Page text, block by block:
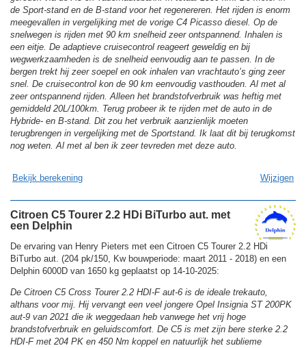
de Sport-stand en de B-stand voor het regenereren. Het rijden is enorm
meegevallen in vergelijking met de vorige C4 Picasso diesel. Op de
snelwegen is rijden met 90 km snelheid zeer ontspannend. Inhalen is
een eitje. De adaptieve cruisecontrol reageert geweldig en bij
wegwerkzaamheden is de snelheid eenvoudig aan te passen. In de
bergen trekt hij zeer soepel en ook inhalen van vrachtauto’s ging zeer
snel. De cruisecontrol kon de 90 km eenvoudig vasthouden. Al met al
zeer ontspannend rijden. Alleen het brandstofverbruik was heftig met
gemiddeld 20L/100km. Terug probeer ik te rijden met de auto in de
Hybride- en B-stand. Dit zou het verbruik aanzienlijk moeten
terugbrengen in vergelijking met de Sportstand. Ik laat dit bij terugkomst
nog weten. Al met al ben ik zeer tevreden met deze auto.
Bekijk berekening Wijzigen
Citroen C5 Tourer 2.2 HDi BiTurbo aut. met
een Delphin
De ervaring van Henry Pieters met een Citroen C5 Tourer 2.2 HDi
BiTurbo aut. (204 pk/150, Kw bouwperiode: maart 2011 - 2018) en een
Delphin 6000D van 1650 kg geplaatst op 14-10-2025:
De Citroen C5 Cross Tourer 2.2 HDI-F aut-6 is de ideale trekauto,
althans voor mij. Hij vervangt een veel jongere Opel Insignia ST 200PK
aut-9 van 2021 die ik weggedaan heb vanwege het vrij hoge
brandstofverbruik en geluidscomfort. De C5 is met zijn bere sterke 2.2
HDI-F met 204 PK en 450 Nm koppel en natuurlijk het sublieme